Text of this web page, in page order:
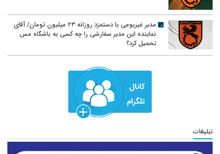
مدیر غیربومی با دستمزد روزانه ۲۳ میلیون تومان/ آقای
نماینده این مدیر سفارشی را چه کسی به باشگاه مس
تحمیل کرد؟
تبلیغات